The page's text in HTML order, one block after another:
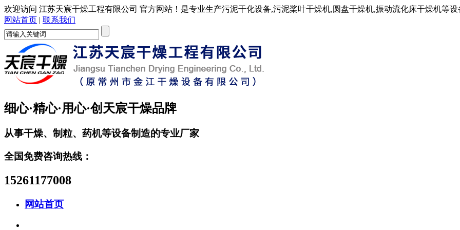
欢迎访问 江苏天宸干燥工程有限公司 官方网站！是专业生产污泥干化设备,污泥桨叶干燥机,圆盘干燥机,振动流化床干燥机等设
网站首页 | 联系我们
细心·精心·用心·创天宸干燥品牌
从事干燥、制粒、药机等设备制造的专业厂家
全国免费咨询热线：
15261177008
网站首页